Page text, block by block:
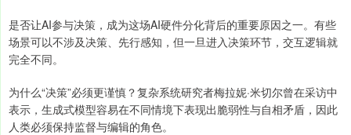
是否让AI参与决策，成为这场AI硬件分化背后的重要原因之一。有些
场景可以不涉及决策、先行感知，但一旦进入决策环节，交互逻辑就
完全不同。
为什么“决策”必须更谨慎？复杂系统研究者梅拉妮·米切尔曾在采访中
表示，生成式模型容易在不同情境下表现出脆弱性与自相矛盾，因此
人类必须保持监督与编辑的角色。